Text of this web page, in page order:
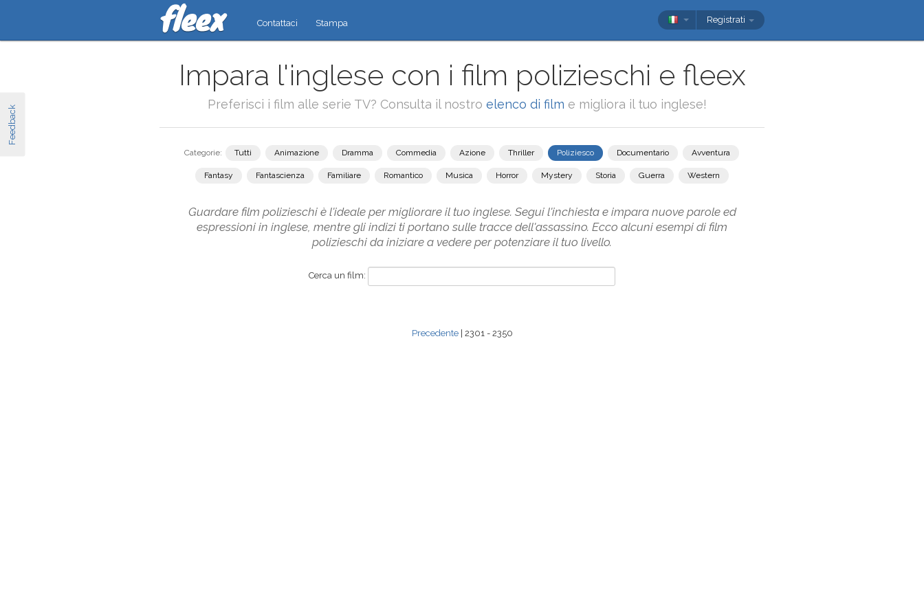
Feedback
Contattaci Stampa Registrati
Impara l'inglese con i film polizieschi e fleex
Preferisci i film alle serie TV? Consulta il nostro elenco di film e migliora il tuo inglese!
Categorie: Tutti Animazione Dramma Commedia Azione Thriller Poliziesco Documentario Avventura
Fantasy Fantascienza Familiare Romantico Musica Horror Mystery Storia Guerra Western
Guardare film polizieschi è l'ideale per migliorare il tuo inglese. Segui l'inchiesta e impara nuove parole ed
espressioni in inglese, mentre gli indizi ti portano sulle tracce dell'assassino. Ecco alcuni esempi di film
polizieschi da iniziare a vedere per potenziare il tuo livello.
Cerca un film:
Precedente| 2301 - 2350